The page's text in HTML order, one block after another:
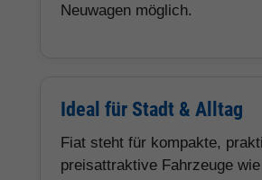
Neuwagen möglich.
Ideal für Stadt & Alltag
Fiat steht für kompakte,
preisattraktive Fahrzeuge